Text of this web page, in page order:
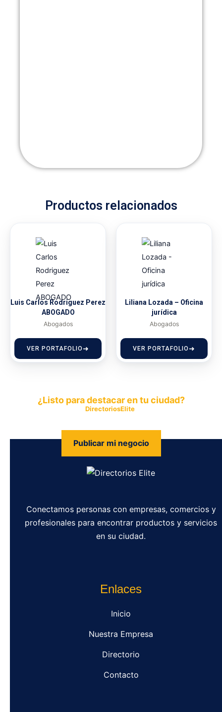
Productos relacionados
Luis Carlos Rodriguez Perez
ABOGADO
Abogados
VER PORTAFOLIO
Liliana Lozada – Oficina
jurídica
Abogados
VER PORTAFOLIO
¿Listo para destacar en tu ciudad?
DirectoriosElite
Publicar mi negocio
Conectamos personas con empresas, comercios y
profesionales para encontrar productos y servicios
en su ciudad.
Enlaces
Inicio
Nuestra Empresa
Directorio
Contacto